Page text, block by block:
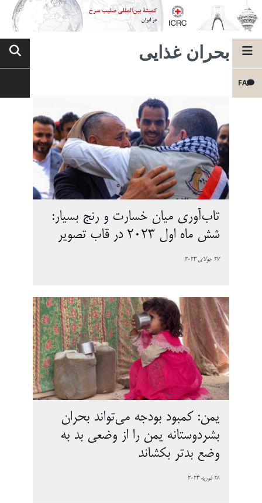
FA
بحران غذایی
تاب‌آوری میان خسارت و رنج بسیار:
شش ماه اول 2023 در قاب تصویر
27 جولای 2023
یمن: کمبود بودجه می‌تواند بحران
بشردوستانه یمن را از وضعی بد به
وضع بدتر بکشاند
28 فوریه 2023